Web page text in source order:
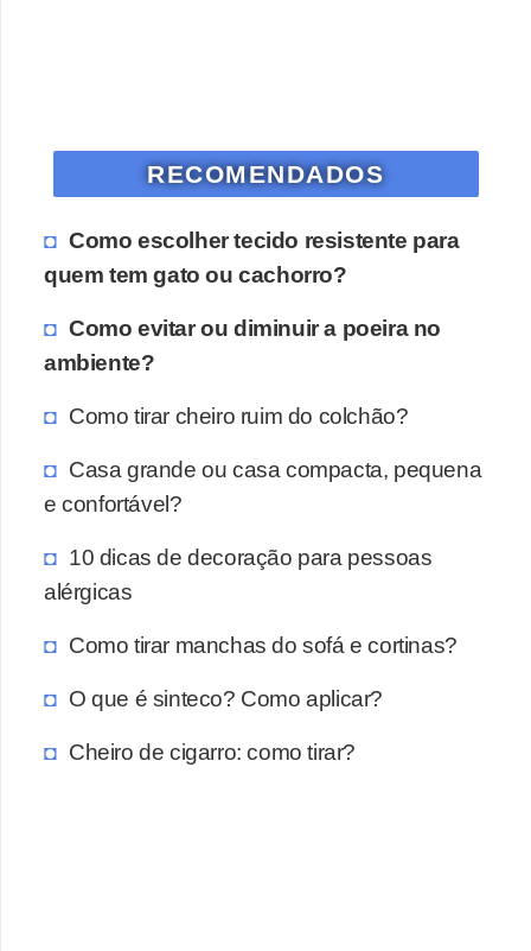
RECOMENDADOS
Como escolher tecido resistente para
quem tem gato ou cachorro?
Como evitar ou diminuir a poeira no
ambiente?
Como tirar cheiro ruim do colchão?
Casa grande ou casa compacta, pequena
e confortável?
10 dicas de decoração para pessoas
alérgicas
Como tirar manchas do sofá e cortinas?
O que é sinteco? Como aplicar?
Cheiro de cigarro: como tirar?